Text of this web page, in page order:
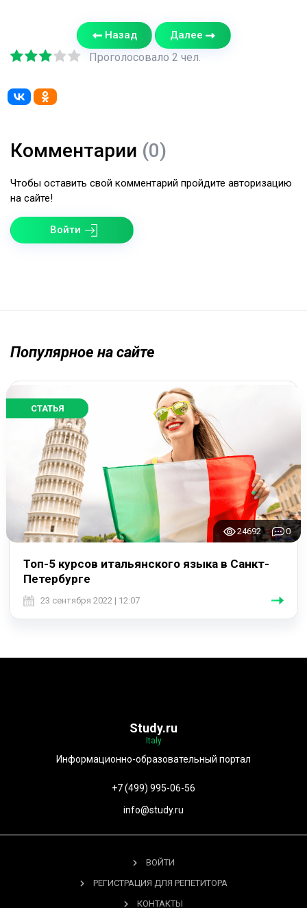
Назад Далее
Проголосовало 2 чел.
Комментарии (0)
Чтобы оставить свой комментарий пройдите авторизацию
на сайте!
Войти
Популярное на сайте
СТАТЬЯ
24692 0
Топ-5 курсов итальянского языка в Санкт-
Петербурге
23 сентября 2022 | 12:07
Study.ru
Italy
Информационно-образовательный портал
+7 (499) 995-06-56
info@study.ru
ВОЙТИ
РЕГИСТРАЦИЯ ДЛЯ РЕПЕТИТОРА
КОНТАКТЫ